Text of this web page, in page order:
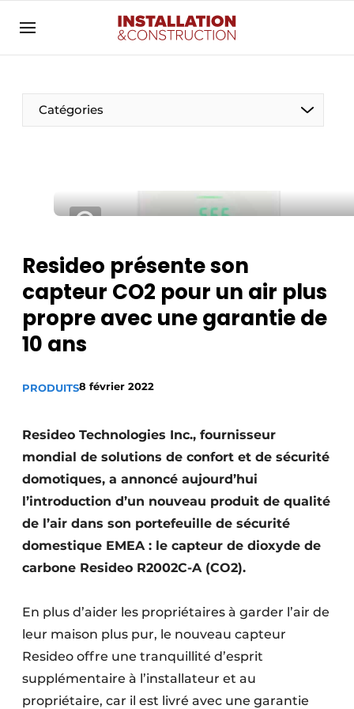
Contact
Contact direct
EntreprisesMerci de votre inscription
S’inscrire
Meest gelezen
Newsletter
Podcasts
Privacy / Cookie statement
Termes et conditions
Video’s
Catégories
Électricité
Photovoltaïques
Smart homes
Resideo présente son
capteur CO2 pour un air plus
propre avec une garantie de
10 ans
PRODUITS8 février 2022
Resideo Technologies Inc., fournisseur
mondial de solutions de confort et de sécurité
domotiques, a annoncé aujourd’hui
l’introduction d’un nouveau produit de qualité
de l’air dans son portefeuille de sécurité
domestique EMEA : le capteur de dioxyde de
carbone Resideo R2002C-A (CO2).
En plus d’aider les propriétaires à garder l’air de
leur maison plus pur, le nouveau capteur
Resideo offre une tranquillité d’esprit
supplémentaire à l’installateur et au
propriétaire, car il est livré avec une garantie